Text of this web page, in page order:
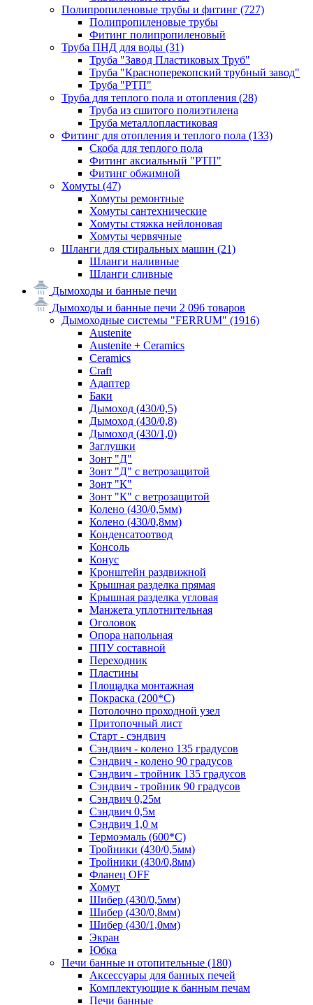
Полипропиленовые трубы и фитинг (727)
Полипропиленовые трубы
Фитинг полипропиленовый
Труба ПНД для воды (31)
Труба "Завод Пластиковых Труб"
Труба "Красноперекопский трубный завод"
Труба "РТП"
Труба для теплого пола и отопления (28)
Труба из сшитого полиэтилена
Труба металлопластиковая
Фитинг для отопления и теплого пола (133)
Скоба для теплого пола
Фитинг аксиальный "РТП"
Фитинг обжимной
Хомуты (47)
Хомуты ремонтные
Хомуты сантехнические
Хомуты стяжка нейлоновая
Хомуты червячные
Шланги для стиральных машин (21)
Шланги наливные
Шланги сливные
Дымоходы и банные печи
Дымоходы и банные печи 2 096 товаров
Дымоходные системы "FERRUM" (1916)
Austenite
Austenite + Ceramics
Ceramics
Craft
Адаптер
Баки
Дымоход (430/0,5)
Дымоход (430/0,8)
Дымоход (430/1,0)
Заглушки
Зонт "Д"
Зонт "Д" с ветрозащитой
Зонт "К"
Зонт "К" с ветрозащитой
Колено (430/0,5мм)
Колено (430/0,8мм)
Конденсатоотвод
Консоль
Конус
Кронштейн раздвижной
Крышная разделка прямая
Крышная разделка угловая
Манжета уплотнительная
Оголовок
Опора напольная
ППУ составной
Переходник
Пластины
Площадка монтажная
Покраска (200*С)
Потолочно проходной узел
Притопочный лист
Старт - сэндвич
Сэндвич - колено 135 градусов
Сэндвич - колено 90 градусов
Сэндвич - тройник 135 градусов
Сэндвич - тройник 90 градусов
Сэндвич 0,25м
Сэндвич 0,5м
Сэндвич 1,0 м
Термоэмаль (600*С)
Тройники (430/0,5мм)
Тройники (430/0,8мм)
Фланец OFF
Хомут
Шибер (430/0,5мм)
Шибер (430/0,8мм)
Шибер (430/1,0мм)
Экран
Юбка
Печи банные и отопительные (180)
Аксессуары для банных печей
Комплектующие к банным печам
Печи банные